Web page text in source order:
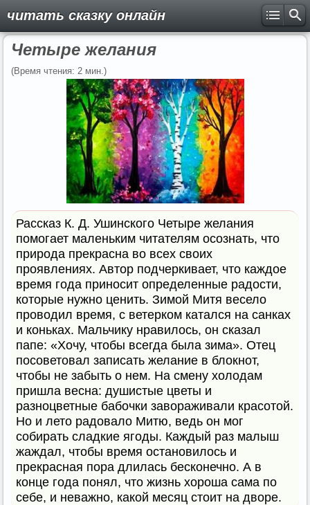
читать сказку онлайн
Четыре желания
(Время чтения: 2 мин.)
Рассказ К. Д. Ушинского Четыре желания
помогает маленьким читателям осознать, что
природа прекрасна во всех своих
проявлениях. Автор подчеркивает, что каждое
время года приносит определенные радости,
которые нужно ценить. Зимой Митя весело
проводил время, с ветерком катался на санках
и коньках. Мальчику нравилось, он сказал
папе: «Хочу, чтобы всегда была зима». Отец
посоветовал записать желание в блокнот,
чтобы не забыть о нем. На смену холодам
пришла весна: душистые цветы и
разноцветные бабочки завораживали красотой.
Но и лето радовало Митю, ведь он мог
собирать сладкие ягоды. Каждый раз малыш
жаждал, чтобы время остановилось и
прекрасная пора длилась бесконечно. А в
конце года понял, что жизнь хороша сама по
себе, и неважно, какой месяц стоит на дворе.